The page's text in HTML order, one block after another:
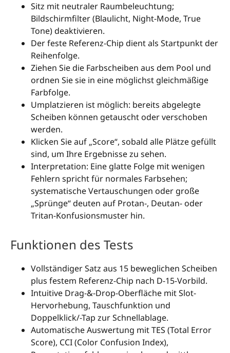
Sitz mit neutraler Raumbeleuchtung;
Bildschirmfilter (Blaulicht, Night-Mode, True
Tone) deaktivieren.
Der feste Referenz-Chip dient als Startpunkt der
Reihenfolge.
Ziehen Sie die Farbscheiben aus dem Pool und
ordnen Sie sie in eine möglichst gleichmäßige
Farbfolge.
Umplatzieren ist möglich: bereits abgelegte
Scheiben können getauscht oder verschoben
werden.
Klicken Sie auf „Score“, sobald alle Plätze gefüllt
sind, um Ihre Ergebnisse zu sehen.
Interpretation: Eine glatte Folge mit wenigen
Fehlern spricht für normales Farbsehen;
systematische Vertauschungen oder große
„Sprünge“ deuten auf Protan-, Deutan- oder
Tritan-Konfusionsmuster hin.
Funktionen des Tests
Vollständiger Satz aus 15 beweglichen Scheiben
plus festem Referenz-Chip nach D-15-Vorbild.
Intuitive Drag-&-Drop-Oberfläche mit Slot-
Hervorhebung, Tauschfunktion und
Doppelklick/-Tap zur Schnellablage.
Automatische Auswertung mit TES (Total Error
Score), CCI (Color Confusion Index),